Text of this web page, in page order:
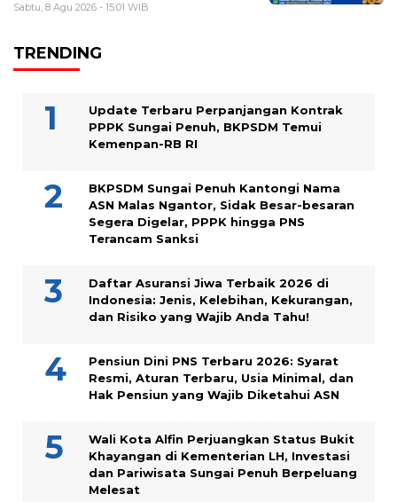
Sabtu, 8 Agu 2026 - 15:01 WIB
TRENDING
Update Terbaru Perpanjangan Kontrak
PPPK Sungai Penuh, BKPSDM Temui
Kemenpan-RB RI
BKPSDM Sungai Penuh Kantongi Nama
ASN Malas Ngantor, Sidak Besar-besaran
Segera Digelar, PPPK hingga PNS
Terancam Sanksi
Daftar Asuransi Jiwa Terbaik 2026 di
Indonesia: Jenis, Kelebihan, Kekurangan,
dan Risiko yang Wajib Anda Tahu!
Pensiun Dini PNS Terbaru 2026: Syarat
Resmi, Aturan Terbaru, Usia Minimal, dan
Hak Pensiun yang Wajib Diketahui ASN
Wali Kota Alfin Perjuangkan Status Bukit
Khayangan di Kementerian LH, Investasi
dan Pariwisata Sungai Penuh Berpeluang
Melesat